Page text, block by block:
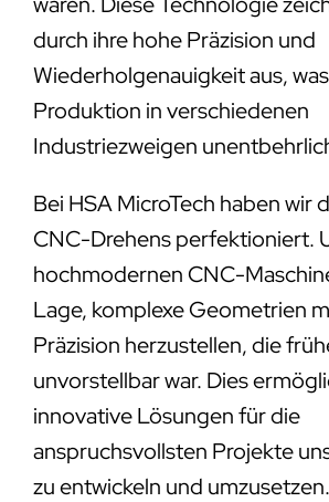
durch ihre hohe Präzision und
Wiederholgenauigkeit aus,
Produktion in verschiedenen
Industriezweigen
Bei HSA MicroTech haben wir
CNC-Drehens perfektioniert.
hochmodernen CNC-
Lage, komplexe Geometrien
Präzision herzustellen, die
unvorstellbar war. Dies
innovative Lösungen für die
anspruchsvollsten Projekte
zu entwickeln und umzusetzen.